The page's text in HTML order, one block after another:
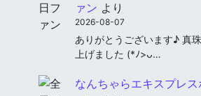
ァン より
2026-08-07
ありがとうございます♪ 真
上げました (*ﾉ>ᴗ…
なんちゃらエキスプレス